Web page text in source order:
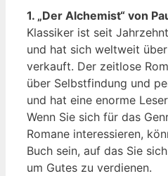
1. „Der Alchemist“ von
Klassiker ist seit
und hat sich weltweit
verkauft. Der zeitlose
über Selbstfindung und
und hat eine enorme
Wenn Sie sich für das
Romane interessieren,
Buch sein, auf das Sie
um Gutes zu verdienen.